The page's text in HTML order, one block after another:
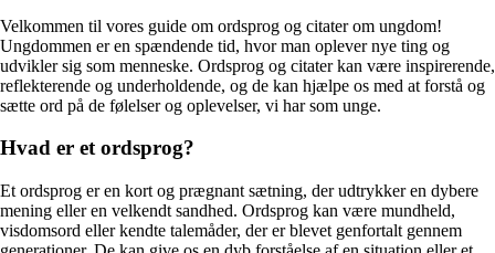
Velkommen til vores guide om ordsprog og citater om ungdom!
Ungdommen er en spændende tid, hvor man oplever nye ting og
udvikler sig som menneske. Ordsprog og citater kan være inspirerende,
reflekterende og underholdende, og de kan hjælpe os med at forstå og
sætte ord på de følelser og oplevelser, vi har som unge.
Hvad er et ordsprog?
Et ordsprog er en kort og prægnant sætning, der udtrykker en dybere
mening eller en velkendt sandhed. Ordsprog kan være mundheld,
visdomsord eller kendte talemåder, der er blevet genfortalt gennem